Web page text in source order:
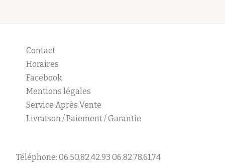
Contact
Horaires
Facebook
Mentions légales
Service Après Vente
Livraison / Paiement / Garantie
Téléphone: 06.50.82.42.93 06.82.78.61.74